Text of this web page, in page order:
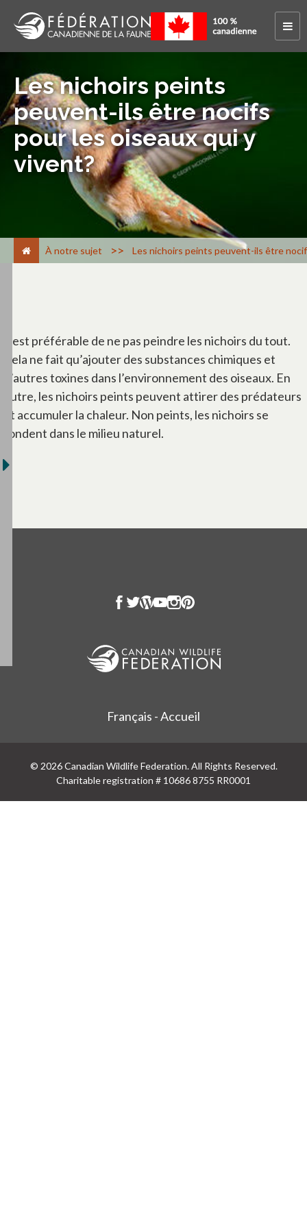
Les nichoirs peints
peuvent-ils être nocifs
pour les oiseaux qui y
vivent?
À notre sujet > Les nichoirs peints peuvent-ils être
Il est préférable de ne pas peindre les nichoirs du tout.
Cela ne fait qu’ajouter des substances chimiques et
d’autres toxines dans l’environnement des oiseaux. En
outre, les nichoirs peints peuvent attirer des prédateurs
et accumuler la chaleur. Non peints, les nichoirs se
fondent dans le milieu naturel.
Français - Accueil
© 2026 Canadian Wildlife Federation. All Rights Reserved.
Charitable registration # 10686 8755 RR0001